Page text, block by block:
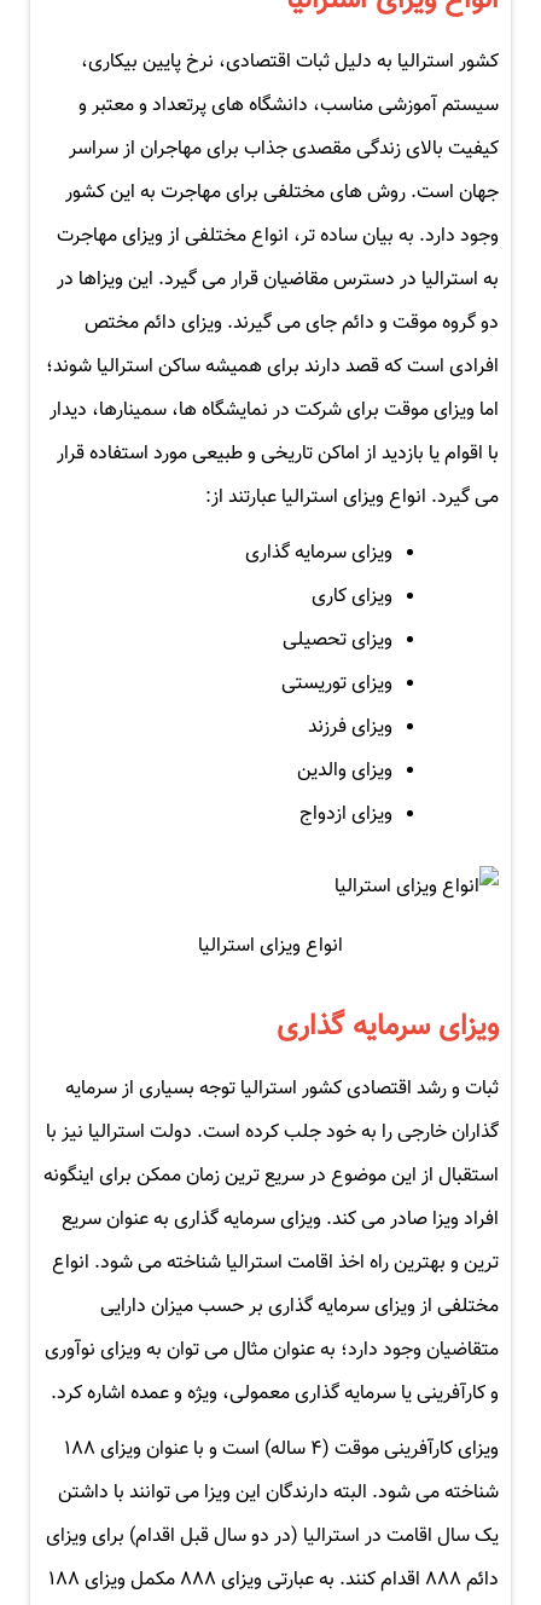
کشور استرالیا به دلیل ثبات اقتصادی، نرخ پایین بیکاری،
سیستم آموزشی مناسب، دانشگاه های پرتعداد و معتبر و
کیفیت بالای زندگی مقصدی جذاب برای مهاجران از سراسر
جهان است. روش های مختلفی برای مهاجرت به این کشور
وجود دارد. به بیان ساده تر، انواع مختلفی از ویزای مهاجرت
به استرالیا در دسترس مقاضیان قرار می گیرد. این ویزاها در
دو گروه موقت و دائم جای می گیرند. ویزای دائم مختص
افرادی است که قصد دارند برای همیشه ساکن استرالیا شوند؛
اما ویزای موقت برای شرکت در نمایشگاه ها، سمینارها، دیدار
با اقوام یا بازدید از اماکن تاریخی و طبیعی مورد استفاده قرار
می گیرد. انواع ویزای استرالیا عبارتند از:
ویزای سرمایه گذاری
ویزای کاری
ویزای تحصیلی
ویزای توریستی
ویزای فرزند
ویزای والدین
ویزای ازدواج
انواع ویزای استرالیا
ویزای سرمایه گذاری
ثبات و رشد اقتصادی کشور استرالیا توجه بسیاری از سرمایه
گذاران خارجی را به خود جلب کرده است. دولت استرالیا نیز با
استقبال از این موضوع در سریع ترین زمان ممکن برای اینگونه
افراد ویزا صادر می کند. ویزای سرمایه گذاری به عنوان سریع
ترین و بهترین راه اخذ اقامت استرالیا شناخته می شود. انواع
مختلفی از ویزای سرمایه گذاری بر حسب میزان دارایی
متقاضیان وجود دارد؛ به عنوان مثال می توان به ویزای نوآوری
و کارآفرینی یا سرمایه گذاری معمولی، ویژه و عمده اشاره کرد.
ویزای کارآفرینی موقت (۴ ساله) است و با عنوان ویزای ۱۸۸
شناخته می شود. البته دارندگان این ویزا می توانند با داشتن
یک سال اقامت در استرالیا (در دو سال قبل اقدام) برای ویزای
دائم ۸۸۸ اقدام کنند. به عبارتی ویزای ۸۸۸ مکمل ویزای ۱۸۸